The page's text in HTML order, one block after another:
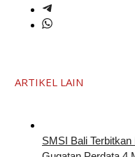
ARTIKEL LAIN
SMSI Bali